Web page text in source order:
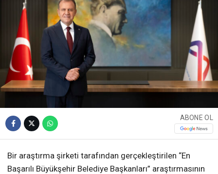
ABONE OL
Bir araştırma şirketi tarafından gerçekleştirilen “En
Başarılı Büyükşehir Belediye Başkanları” araştırmasının